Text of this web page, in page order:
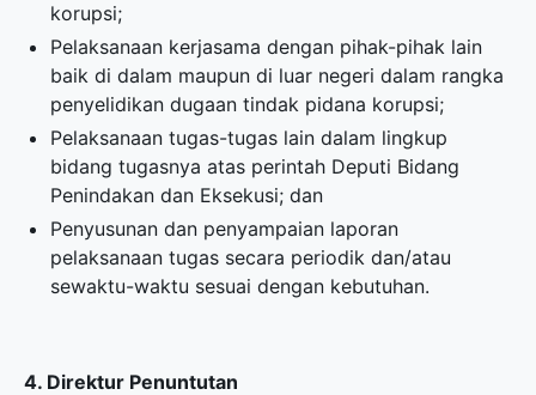
korupsi;
Pelaksanaan kerjasama dengan pihak-pihak lain
baik di dalam maupun di luar negeri dalam rangka
penyelidikan dugaan tindak pidana korupsi;
Pelaksanaan tugas-tugas lain dalam lingkup
bidang tugasnya atas perintah Deputi Bidang
Penindakan dan Eksekusi; dan
Penyusunan dan penyampaian laporan
pelaksanaan tugas secara periodik dan/atau
sewaktu-waktu sesuai dengan kebutuhan.
4. Direktur Penuntutan